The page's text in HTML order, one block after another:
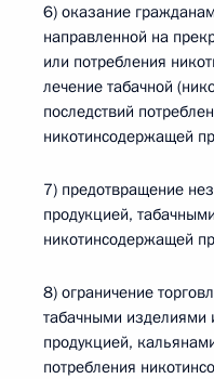
6) оказание
направленной на
или потребления
лечение табачной
последствий
никотинсодержащей
7) предотвращение
продукцией,
никотинсодержащей
8) ограничение
табачными изделиями
продукцией,
потребления